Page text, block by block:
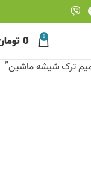
0
0
ترک شیشه ماشین”